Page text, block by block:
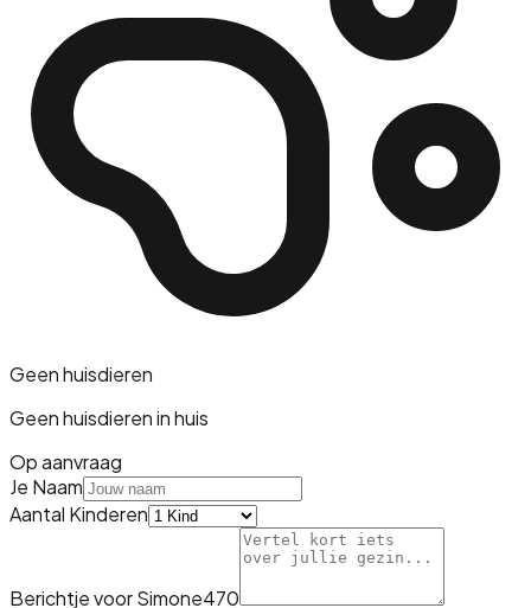
Geen huisdieren
Geen huisdieren in huis
Op aanvraag
Je Naam
Aantal Kinderen
Berichtje voorSimone470